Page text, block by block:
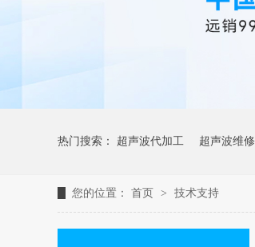
热门搜索： 超声波代加工 超声波维修
您的位置： 首页 > 技术支持